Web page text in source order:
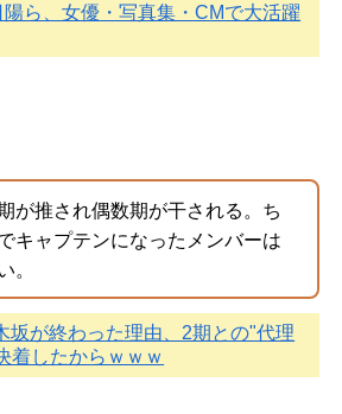
ら、女優・写真集・CMで大活躍
が推され偶数期が干される。ち
キャプテンになったメンバーは
。
坂が終わった理由、2期との"代理
着したからｗｗｗ